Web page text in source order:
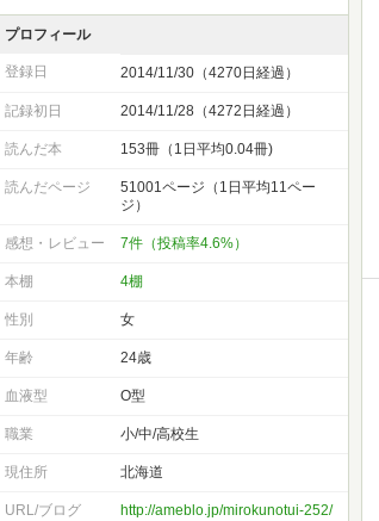
プロフィール
登録日 2014/11/30（4270日経過）
記録初日 2014/11/28（4272日経過）
読んだ本 153冊（1日平均0.04冊)
読んだページ
51001ページ（1日平均11ペー
ジ）
感想・レビュー 7件（投稿率4.6%）
本棚 4棚
性別 女
年齢 24歳
血液型 O型
職業 小/中/高校生
現住所 北海道
URL/ブログ http://ameblo.jp/mirokunotui-252/